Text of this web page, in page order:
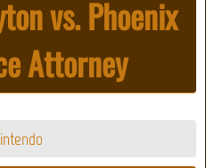
vs. Phoenix
Attorney